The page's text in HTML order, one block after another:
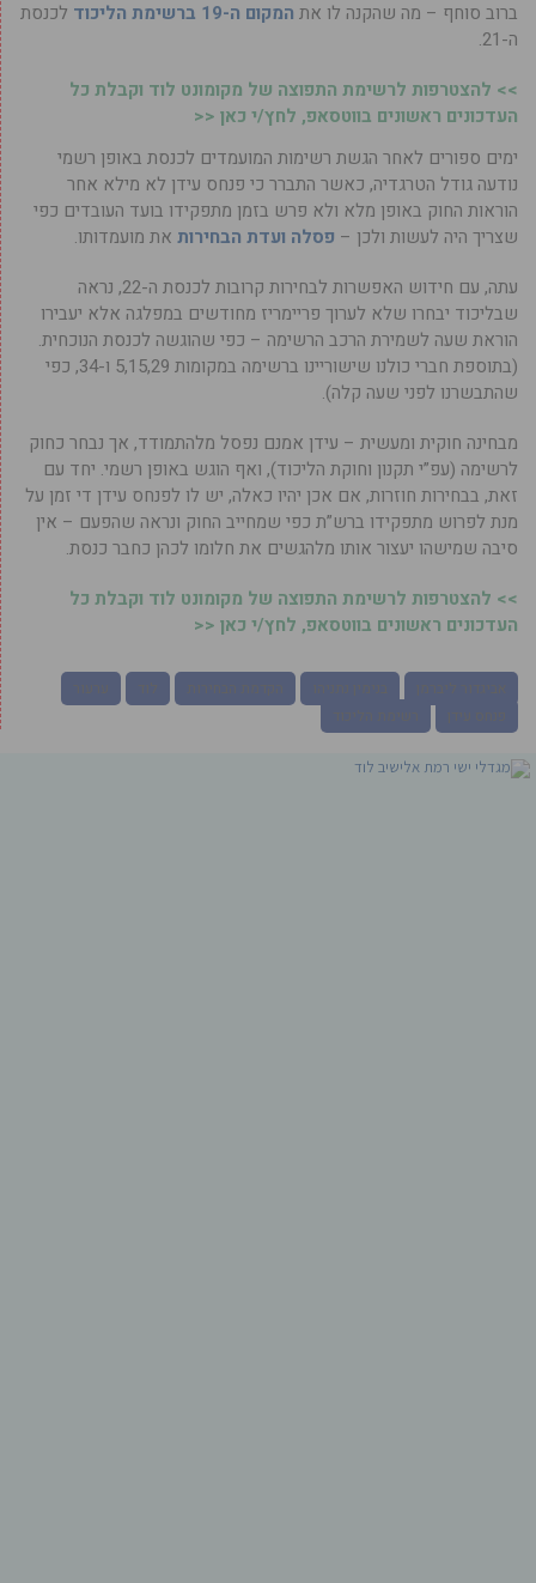
ברוב סוחף – מה שהקנה לו את המקום ה-19 ברשימת הליכוד
לכנסת
ה-21.
>> להצטרפות לרשימת התפוצה של מקומונט לוד וקבלת כל
העדכונים ראשונים בווטסאפ, לחץ/י כאן <<
ימים ספורים לאחר הגשת רשימות המועמדים לכנסת באופן רשמי
נודעה גודל הטרגדיה, כאשר התברר כי פנחס עידן לא מילא אחר
הוראות החוק באופן מלא ולא פרש בזמן מתפקידו בועד העובדים כפי
שצריך היה לעשות ולכן – פסלה ועדת הבחירות את מועמדותו.
עתה, עם חידוש האפשרות לבחירות קרובות לכנסת ה-22, נראה
שבליכוד יבחרו שלא לערוך פריימריז מחודשים במפלגה אלא יעבירו
הוראת שעה לשמירת הרכב הרשימה – כפי שהוגשה לכנסת הנוכחית.
(בתוספת חברי כולנו שישוריינו ברשימה במקומות 5,15,29 ו-34, כפי
שהתבשרנו לפני שעה קלה).
מבחינה חוקית ומעשית – עידן אמנם נפסל מלהתמודד, אך נבחר כחוק
לרשימה (עפ”י תקנון וחוקת הליכוד), ואף הוגש באופן רשמי. יחד עם
זאת, בבחירות חוזרות, אם אכן יהיו כאלה, יש לו לפנחס עידן די זמן על
מנת לפרוש מתפקידו ברש”ת כפי שמחייב החוק ונראה שהפעם – אין
סיבה שמישהו יעצור אותו מלהגשים את חלומו לכהן כחבר כנסת.
>> להצטרפות לרשימת התפוצה של מקומונט לוד וקבלת כל
העדכונים ראשונים בווטסאפ, לחץ/י כאן <<